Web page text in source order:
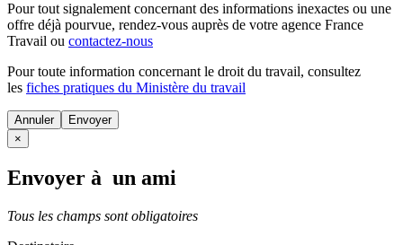
Pour tout signalement concernant des informations inexactes ou une
offre déjà pourvue, rendez-vous auprès de votre agence France
Travail ou contactez-nous
Pour toute information concernant le droit du travail, consultez
les fiches pratiques du Ministère du travail
Annuler
×
Envoyer à un ami
Tous les champs sont obligatoires